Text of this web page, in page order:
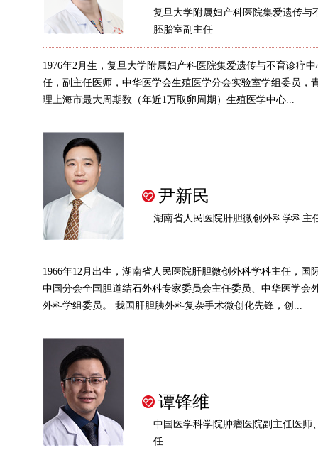
复旦大学附属妇产科医院集爱遗传与
胚胎室副主任
1976年2月生，复旦大学附属妇产科医院集爱遗传与不育诊疗
任，副主任医师，中华医学会生殖医学分会实验室学组委员，
理上海市最大周期数（年近1万取卵周期）生殖医学中心...
尹新民
湖南省人民医院肝胆微创外科学科主
1966年12月出生，湖南省人民医院肝胆微创外科学科主任，国
中国分会全国胆道结石外科专家委员会主任委员、中华医学会
外科学组委员。 我国肝胆胰外科复杂手术微创化先锋，创...
谭锋维
中国医学科学院肿瘤医院副主任医师
任